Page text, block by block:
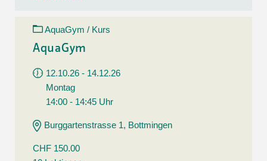
AquaGym / Kurs
AquaGym
12.10.26 - 14.12.26
Montag
14:00 - 14:45 Uhr
Burggartenstrasse 1, Bottmingen
CHF 150.00